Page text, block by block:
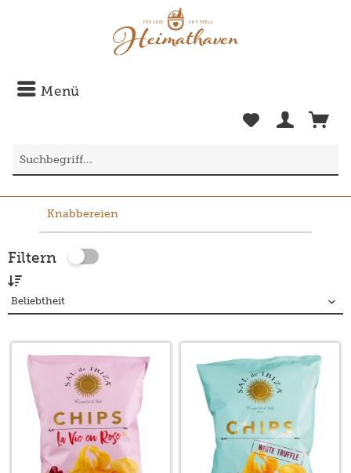
Menü
Knabbereien
Filtern